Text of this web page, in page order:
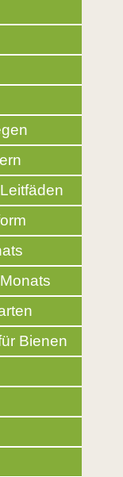
Bienen